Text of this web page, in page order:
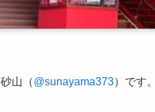
山（@sunayama373）です。